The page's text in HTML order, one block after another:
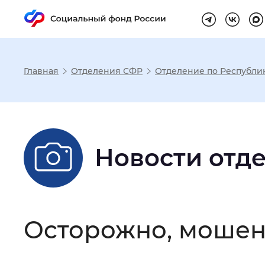
Настройка
Размер шрифта
Шрифт
Интервал между буквами:
Главная Отделения СФР Отделение по
Новости
Осторожно,